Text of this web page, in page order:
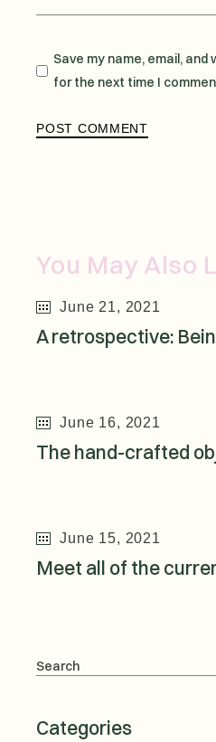
Save my name, email,
for the next time I
POST COMMENT
You May Also
June 21, 2021
A retrospective:
June 16, 2021
The hand-crafted
June 15, 2021
Meet all of the
Categories